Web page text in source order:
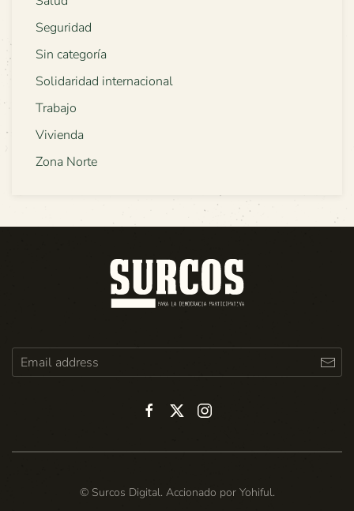
Seguridad
Sin categoría
Solidaridad internacional
Trabajo
Vivienda
Zona Norte
© Surcos Digital. Accionado por Yohiful.